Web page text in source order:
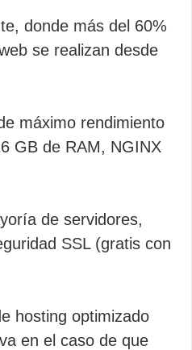
donde más del 60%
se realizan desde
máximo rendimiento
GB de RAM, NGINX
de servidores,
SSL (gratis con
hosting optimizado
en el caso de que